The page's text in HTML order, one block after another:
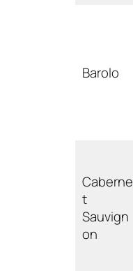
Barolo
Caberne
t
Sauvign
on